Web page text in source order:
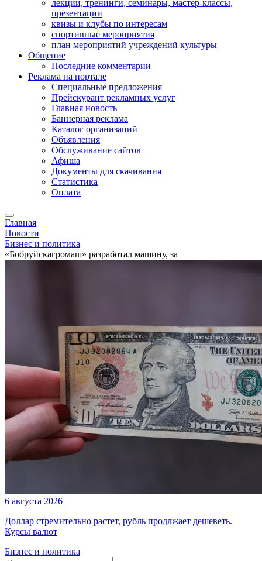
лекции, тренинги, семинары, мастер-классы,
презентации
квизы и клубы по интересам
спортивные мероприятия
план мероприятий учреждений культуры
Общение
Последние комментарии
Реклама на портале
Специальные предложения
Прейскурант рекламных услуг
Главная новость
Баннерная реклама
Каталог организаций
Объявления
Обслуживание сайтов
Афиша
Документы для скачивания
Статистика
Оплата
Главная
Новости
Бизнес и политика
«Бобруйскагромаш» разработал машину, за
6 августа 2026
Доллар стремительно растет, рубль продлжает дешеветь.
Курсы валют
Бизнес и политика